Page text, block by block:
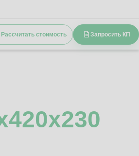
Рассчитать стоимость Запросить КП